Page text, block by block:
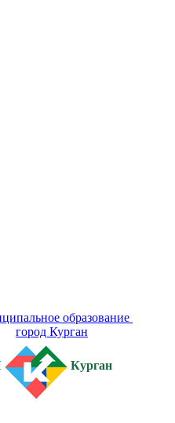
образование
город Курган
Курган